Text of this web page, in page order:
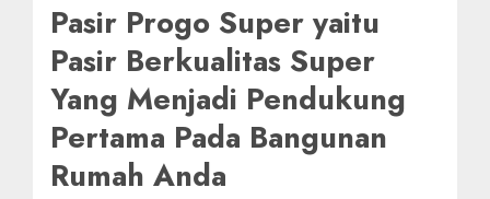
Pasir Progo Super yaitu
Pasir Berkualitas Super
Yang Menjadi Pendukung
Pertama Pada Bangunan
Rumah Anda